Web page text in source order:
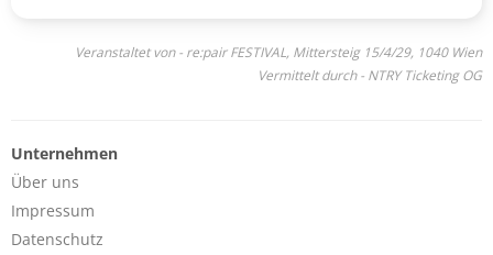
Veranstaltet von - re:pair FESTIVAL, Mittersteig 15/4/29, 1040 Wien
Vermittelt durch - NTRY Ticketing OG
Unternehmen
Über uns
Impressum
Datenschutz